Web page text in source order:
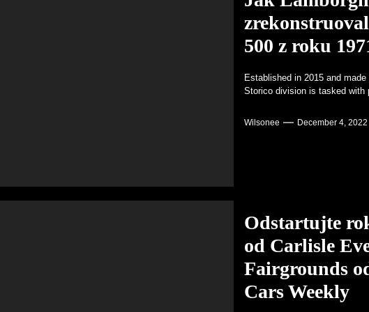
500 z roku
Established in 2015 and
Storico division is tasked with
Wilsonee December 4, 2022
Odstartujte
od Carlisle
Fairgrounds
Cars Weekly